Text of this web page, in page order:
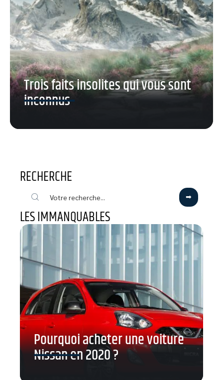
Trois faits insolites qui vous sont
inconnus
RECHERCHE
LES IMMANQUABLES
Pourquoi acheter une voiture
Nissan en 2020 ?